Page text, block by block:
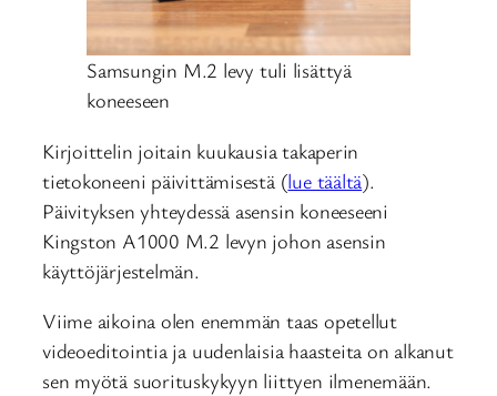
Samsungin M.2 levy tuli lisättyä
koneeseen
Kirjoittelin joitain kuukausia takaperin
tietokoneeni päivittämisestä (lue täältä).
Päivityksen yhteydessä asensin koneeseeni
Kingston A1000 M.2 levyn johon asensin
käyttöjärjestelmän.
Viime aikoina olen enemmän taas opetellut
videoeditointia ja uudenlaisia haasteita on alkanut
sen myötä suorituskykyyn liittyen ilmenemään.